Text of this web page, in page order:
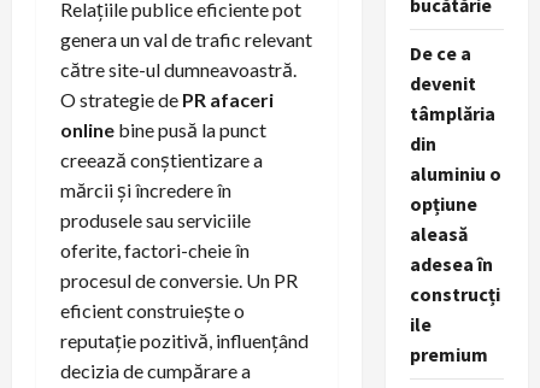
Relațiile publice eficiente pot
genera un val de trafic relevant
către site-ul dumneavoastră.
O strategie de PR afaceri
online bine pusă la punct
creează conștientizare a
mărcii și încredere în
produsele sau serviciile
oferite, factori-cheie în
procesul de conversie. Un PR
eficient construiește o
reputație pozitivă, influențând
decizia de cumpărare a
bucătărie
De ce a
devenit
tâmplăria
din
aluminiu o
opțiune
aleasă
adesea în
construcți
ile
premium